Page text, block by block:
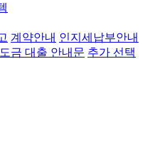
계약안내 인지세납부안내
금 대출 안내문 추가 선택